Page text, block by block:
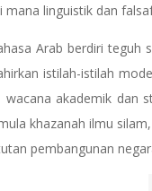
mana linguistik dan
Arab berdiri
istilah-istilah
wacana akademik dan
khazanah ilmu
pembangunan